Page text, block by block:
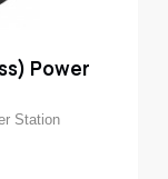
Power
Station